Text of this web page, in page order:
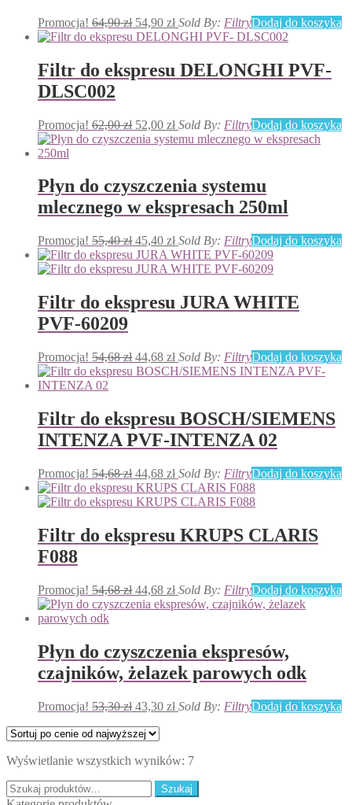
Promocja! 64,90zł Pierwotna
cena
54,90 złAktualna
cena
54,90 zł.
Sold By: FiltryDodaj do koszyka
Filtr do ekspresu DELONGHI PVF-
DLSC002
Promocja! 62,00zł Pierwotna
cena
52,00 złAktualna
cena
Sold By: FiltryDodaj do koszyka
Płyn do czyszczenia systemu
mlecznego w ekspresach 250ml
Promocja! 55,40zł Pierwotna
cena
wynosiła:
45,40 złAktualna
cena
wynosi:
Sold By: FiltryDodaj do koszyka
Filtr do ekspresu JURA WHITE
PVF-60209
Promocja! 54,68zł Pierwotna
cena
44,68 złAktualna
cena
Sold By: FiltryDodaj do koszyka
Filtr do ekspresu BOSCH/SIEMENS
INTENZA PVF-INTENZA 02
Promocja! 54,68zł Pierwotna
cena
wynosiła:
44,68 złAktualna
cena
wynosi:
Sold By: FiltryDodaj do koszyka
Filtr do ekspresu KRUPS CLARIS
F088
Promocja! 54,68zł Pierwotna
cena
44,68 złAktualna
cena
Sold By: FiltryDodaj do koszyka
Płyn do czyszczenia ekspresów,
czajników, żelazek parowych odk
Promocja! 53,30zł Pierwotna
wynosiła:
43,30 złAktualna
Sold By: FiltryDodaj do koszyka
Wyświetlanie wszystkich wyników: 7Posortowane
Szukaj: Szukaj